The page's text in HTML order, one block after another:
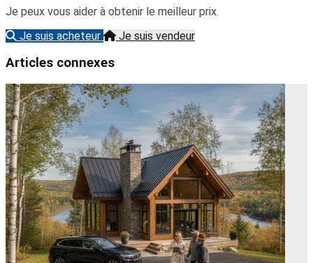
Je peux vous aider à obtenir le meilleur prix.
Je suis acheteur
Je suis vendeur
Articles connexes